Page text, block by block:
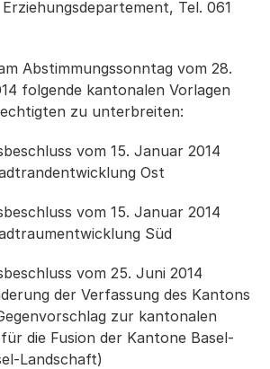
Tel. 061
Abstimmungssonntag vom 28.
folgende kantonalen Vorlagen
zu unterbreiten:
vom 15. Januar 2014
Ost
vom 15. Januar 2014
Süd
vom 25. Juni 2014
der Verfassung des Kantons
zur kantonalen
die Fusion der Kantone Basel-
Landschaft)